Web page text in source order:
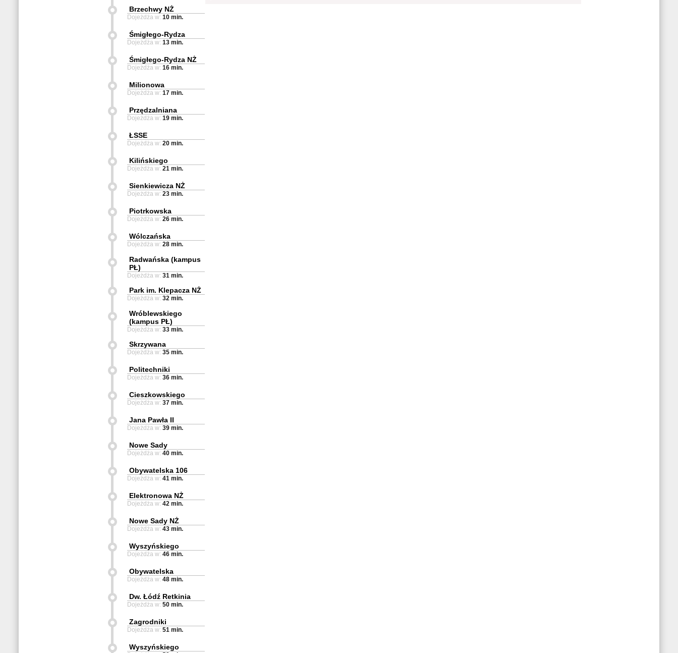
Brzechwy NŻ
Dojeżdża w: 10 min.
Śmigłego-Rydza
Dojeżdża w: 13 min.
Śmigłego-Rydza NŻ
Dojeżdża w: 16 min.
Milionowa
Dojeżdża w: 17 min.
Przędzalniana
Dojeżdża w: 19 min.
ŁSSE
Dojeżdża w: 20 min.
Kilińskiego
Dojeżdża w: 21 min.
Sienkiewicza NŻ
Dojeżdża w: 23 min.
Piotrkowska
Dojeżdża w: 26 min.
Wólczańska
Dojeżdża w: 28 min.
Radwańska (kampus
PŁ)
Dojeżdża w: 31 min.
Park im. Klepacza NŻ
Dojeżdża w: 32 min.
Wróblewskiego
(kampus PŁ)
Dojeżdża w: 33 min.
Skrzywana
Dojeżdża w: 35 min.
Politechniki
Dojeżdża w: 36 min.
Cieszkowskiego
Dojeżdża w: 37 min.
Jana Pawła II
Dojeżdża w: 39 min.
Nowe Sady
Dojeżdża w: 40 min.
Obywatelska 106
Dojeżdża w: 41 min.
Elektronowa NŻ
Dojeżdża w: 42 min.
Nowe Sady NŻ
Dojeżdża w: 43 min.
Wyszyńskiego
Dojeżdża w: 46 min.
Obywatelska
Dojeżdża w: 48 min.
Dw. Łódź Retkinia
Dojeżdża w: 50 min.
Zagrodniki
Dojeżdża w: 51 min.
Wyszyńskiego